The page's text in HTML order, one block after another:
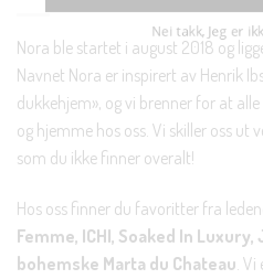
Nora ble startet i august 2018 og
Navnet Nora er inspirert av Henrik
dukkehjem», og vi brenner for at
og hjemme hos oss. Vi skiller oss ut
som du ikke finner overalt!
Hos oss finner du favoritter fra
Femme, ICHI, Soaked In
bohemske Marta du Chateau.
Nei takk, Jeg er